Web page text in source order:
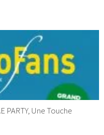
PARTY, Une Touche